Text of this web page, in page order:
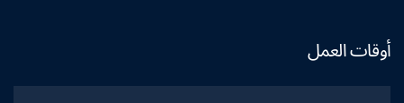
أوقات العمل